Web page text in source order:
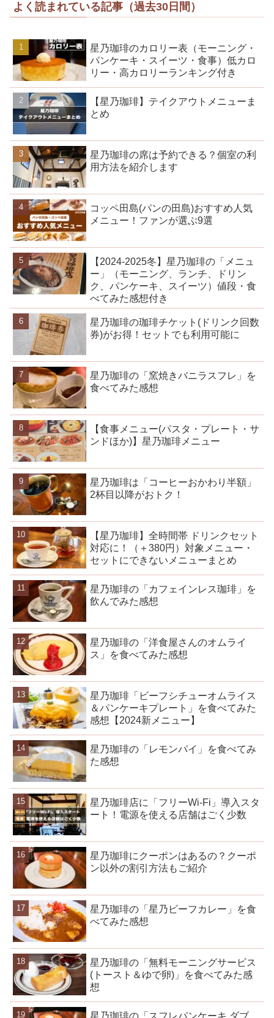
よく読まれている記事（過去30日間）
星乃珈琲のカロリー表（モーニング・
パンケーキ・スイーツ・食事）低カロ
リー・高カロリーランキング付き
【星乃珈琲】テイクアウトメニューま
とめ
星乃珈琲の席は予約できる？個室の利
用方法を紹介します
コッペ田島(パンの田島)おすすめ人気
メニュー！ファンが選ぶ9選
【2024-2025冬】星乃珈琲の「メニュ
ー」（モーニング、ランチ、ドリン
ク、パンケーキ、スイーツ）値段・食
べてみた感想付き
星乃珈琲の珈琲チケット(ドリンク回数
券)がお得！セットでも利用可能に
星乃珈琲の「窯焼きバニラスフレ」を
食べてみた感想
【食事メニュー(パスタ・プレート・サ
ンドほか)】星乃珈琲メニュー
星乃珈琲は「コーヒーおかわり半額」
2杯目以降がおトク！
【星乃珈琲】全時間帯 ドリンクセット
対応に！（＋380円）対象メニュー・
セットにできないメニューまとめ
星乃珈琲の「カフェインレス珈琲」を
飲んでみた感想
星乃珈琲の「洋食屋さんのオムライ
ス」を食べてみた感想
星乃珈琲「ビーフシチューオムライス
＆パンケーキプレート」を食べてみた
感想【2024新メニュー】
星乃珈琲の「レモンパイ」を食べてみ
た感想
星乃珈琲店に「フリーWi-Fi」導入スタ
ート！電源を使える店舗はごく少数
星乃珈琲にクーポンはあるの？クーポ
ン以外の割引方法もご紹介
星乃珈琲の「星乃ビーフカレー」を食
べてみた感想
星乃珈琲の「無料モーニングサービス
(トースト＆ゆで卵)」を食べてみた感
想